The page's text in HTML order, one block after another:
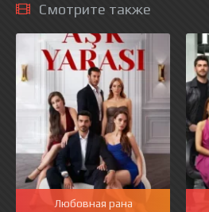
Смотрите также
Любовная рана